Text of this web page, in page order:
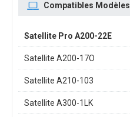
Compatibles Modèles
Satellite Pro A200-22E
Satellite A200-17O
Satellite A210-103
Satellite A300-1LK